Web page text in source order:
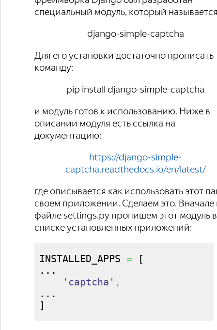
специальный модуль, который
django-simple-captcha
Для его установки достаточно прописать
команду:
pip install django-simple-captcha
и модуль готов к использованию. Ниже в
описании модуля есть ссылка на
документацию:
https://django-simple-
captcha.readthedocs.io/en/latest/
где описывается как использовать этот
своем приложении. Сделаем это. Вначале
файле settings.py пропишем этот модуль в
списке установленных приложений:
INSTALLED_APPS =
[
...
'captcha' ,
]